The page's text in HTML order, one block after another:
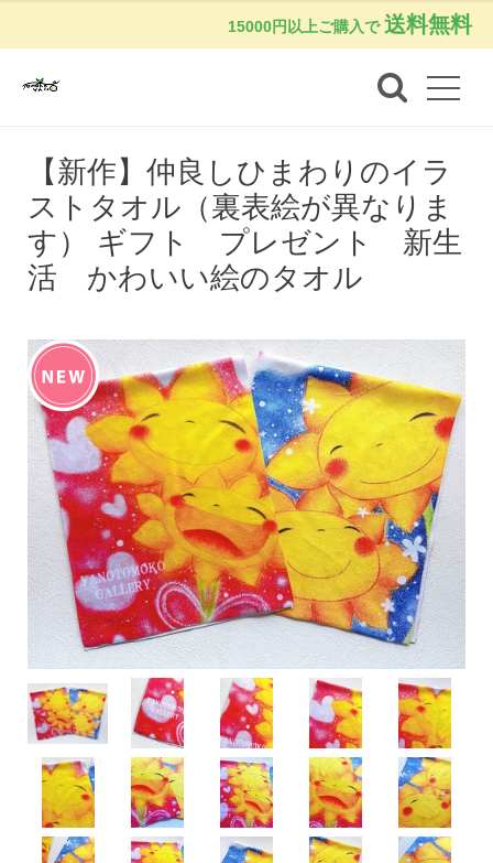
15000円以上ご購入で 送料無料
【新作】仲良しひまわりのイラ
ストタオル（裏表絵が異なりま
す） ギフト プレゼント 新生
活 かわいい絵のタオル